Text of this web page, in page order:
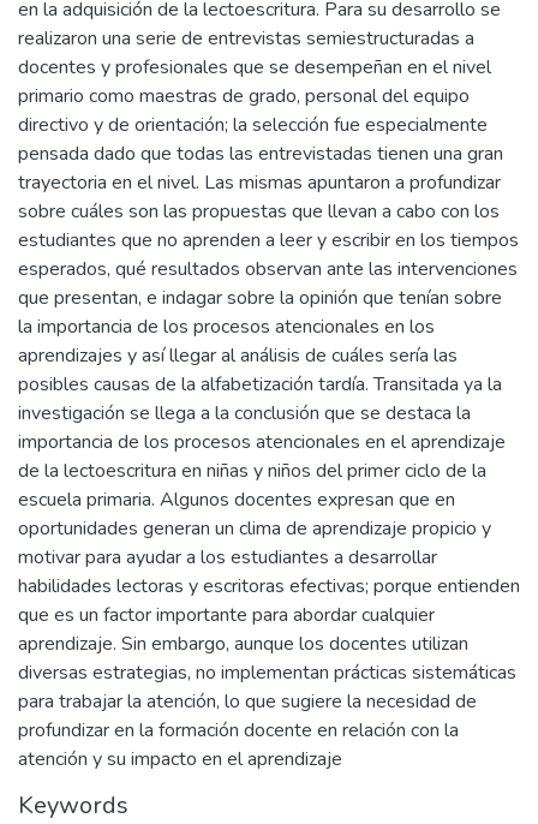
en la adquisición de la lectoescritura. Para su desarrollo se
realizaron una serie de entrevistas semiestructuradas a
docentes y profesionales que se desempeñan en el nivel
primario como maestras de grado, personal del equipo
directivo y de orientación; la selección fue especialmente
pensada dado que todas las entrevistadas tienen una gran
trayectoria en el nivel. Las mismas apuntaron a profundizar
sobre cuáles son las propuestas que llevan a cabo con los
estudiantes que no aprenden a leer y escribir en los tiempos
esperados, qué resultados observan ante las intervenciones
que presentan, e indagar sobre la opinión que tenían sobre
la importancia de los procesos atencionales en los
aprendizajes y así llegar al análisis de cuáles sería las
posibles causas de la alfabetización tardía. Transitada ya la
investigación se llega a la conclusión que se destaca la
importancia de los procesos atencionales en el aprendizaje
de la lectoescritura en niñas y niños del primer ciclo de la
escuela primaria. Algunos docentes expresan que en
oportunidades generan un clima de aprendizaje propicio y
motivar para ayudar a los estudiantes a desarrollar
habilidades lectoras y escritoras efectivas; porque entienden
que es un factor importante para abordar cualquier
aprendizaje. Sin embargo, aunque los docentes utilizan
diversas estrategias, no implementan prácticas sistemáticas
para trabajar la atención, lo que sugiere la necesidad de
profundizar en la formación docente en relación con la
atención y su impacto en el aprendizaje
Keywords